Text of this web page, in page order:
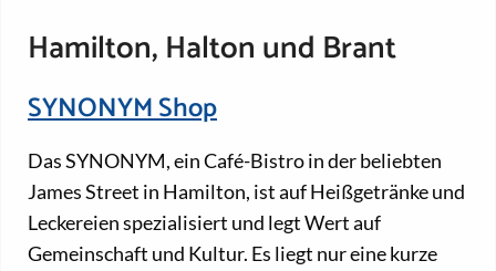
Hamilton, Halton und Brant
SYNONYM Shop
Das SYNONYM, ein Café-Bistro in der beliebten
James Street in Hamilton, ist auf Heißgetränke und
Leckereien spezialisiert und legt Wert auf
Gemeinschaft und Kultur. Es liegt nur eine kurze